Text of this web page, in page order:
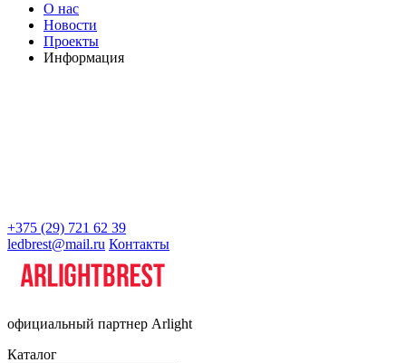
О нас
Новости
Проекты
Информация
+375 (29) 721 62 39
ledbrest@mail.ru Контакты
официальный партнер Arlight
Каталог